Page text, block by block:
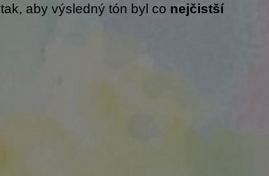
tak, aby výsledný tón byl co nejčistší